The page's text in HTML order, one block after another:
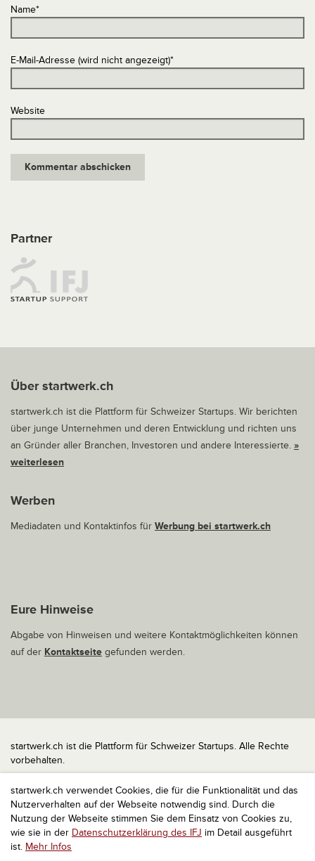
startwerk.ch verwendet Cookies, die für die Funktionalität und das
Nutzerverhalten auf der Webseite notwendig sind. Durch die
Nutzung der Webseite stimmen Sie dem Einsatz von Cookies zu,
wie sie in der Datenschutzerklärung des IFJ im Detail ausgeführt
ist. Mehr Infos
Name*
E-Mail-Adresse (wird nicht angezeigt)*
Website
Partner
Über startwerk.ch
startwerk.ch ist die Plattform für Schweizer Startups. Wir berichten
über junge Unternehmen und deren Entwicklung und richten uns
an Gründer aller Branchen, Investoren und andere Interessierte. »
weiterlesen
Werben
Mediadaten und Kontaktinfos für Werbung bei startwerk.ch
Eure Hinweise
Abgabe von Hinweisen und weitere Kontaktmöglichkeiten können
auf der Kontaktseite gefunden werden.
startwerk.ch ist die Plattform für Schweizer Startups. Alle Rechte
vorbehalten.
Impressum
Kontakt
nach oben